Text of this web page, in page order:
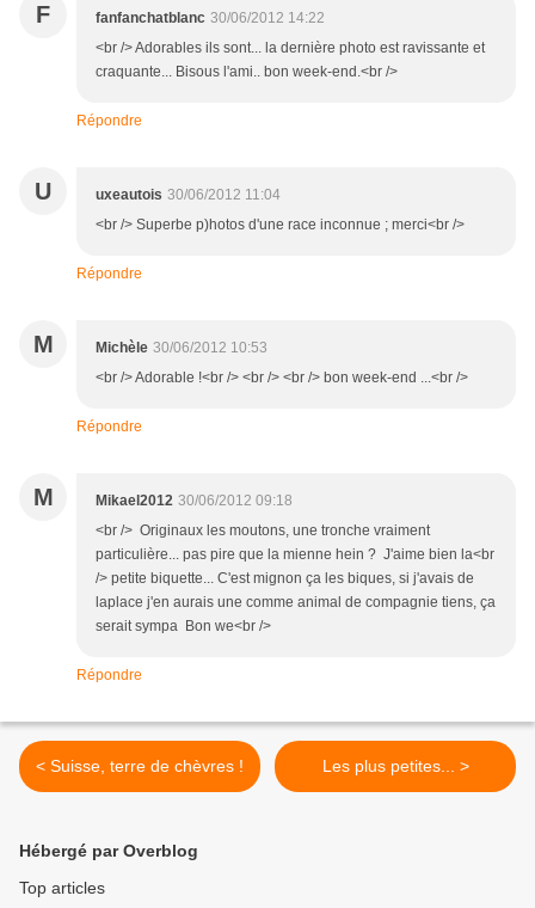
F fanfanchatblanc 30/06/2012 14:22
<br /> Adorables ils sont... la dernière photo est ravissante et
craquante... Bisous l'ami.. bon week-end.<br />
Répondre
U uxeautois 30/06/2012 11:04
<br /> Superbe p)hotos d'une race inconnue ; merci<br />
Répondre
M Michèle 30/06/2012 10:53
<br /> Adorable !<br /> <br /> <br /> bon week-end ...<br />
Répondre
M Mikael2012 30/06/2012 09:18
<br /> Originaux les moutons, une tronche vraiment
particulière... pas pire que la mienne hein ? J'aime bien la<br
/> petite biquette... C'est mignon ça les biques, si j'avais de
laplace j'en aurais une comme animal de compagnie tiens, ça
serait sympa Bon we<br />
Répondre
< Suisse, terre de chèvres ! Les plus petites... >
Hébergé par Overblog
Top articles